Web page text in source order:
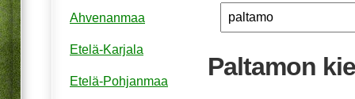
Paltamon
Ahvenanmaa
Etelä-Karjala
Etelä-Pohjanmaa